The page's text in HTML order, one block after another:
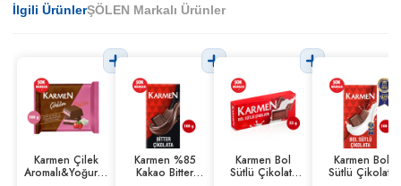
İlgili ÜrünlerŞÖLEN Markalı Ürünler
Karmen Çilek
Aromalı&Yoğurtlu
Karmen %85
Kakao Bitter
Karmen Bol
Sütlü Çikolata
Karmen Bol
Sütlü Çikolata